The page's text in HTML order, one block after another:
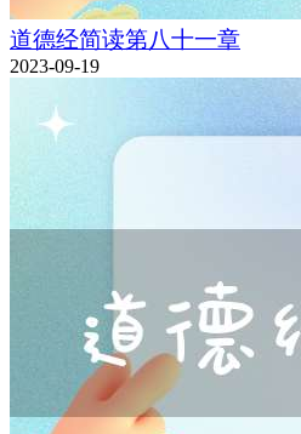
道德经简读第八十一章
2023-09-19